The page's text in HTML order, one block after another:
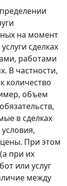
на момент
сделках
работами
В частности,
количество
объем
в сделках
При этом
при их
или услуг
между